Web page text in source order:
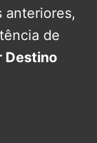
anteriores,
de
Destino